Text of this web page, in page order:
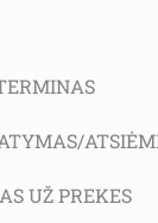
UŽ PREKES